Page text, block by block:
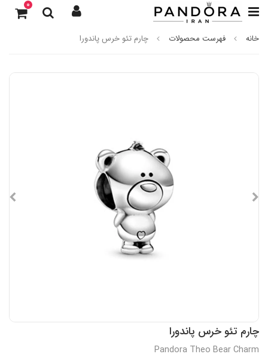
0
خانه فهرست محصولات چارم تئو خرس پاندورا
چارم تئو خرس پاندورا
Pandora Theo Bear Charm